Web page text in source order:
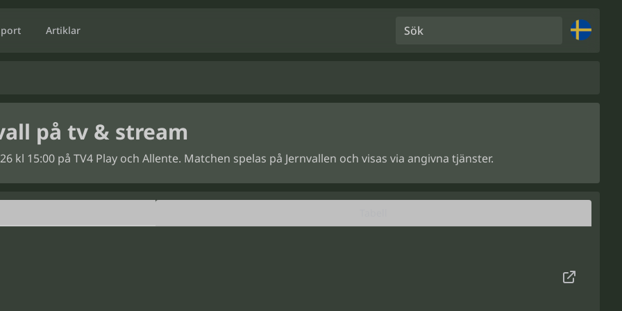
Artiklar Sök
på tv & stream
kl 15:00 på TV4 Play och Allente. Matchen spelas på Jernvallen och visas via angivna tjänster.